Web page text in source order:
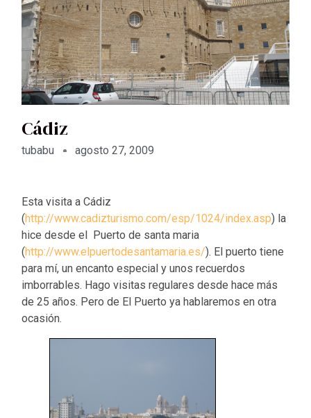
Cádiz
tubabu agosto 27, 2009
Esta visita a Cádiz
(http://www.cadizturismo.com/esp/1024/index.asp) la
hice desde el Puerto de santa maria
(http://www.elpuertodesantamaria.es/). El puerto tiene
para mí, un encanto especial y unos recuerdos
imborrables. Hago visitas regulares desde hace más
de 25 años. Pero de El Puerto ya hablaremos en otra
ocasión.